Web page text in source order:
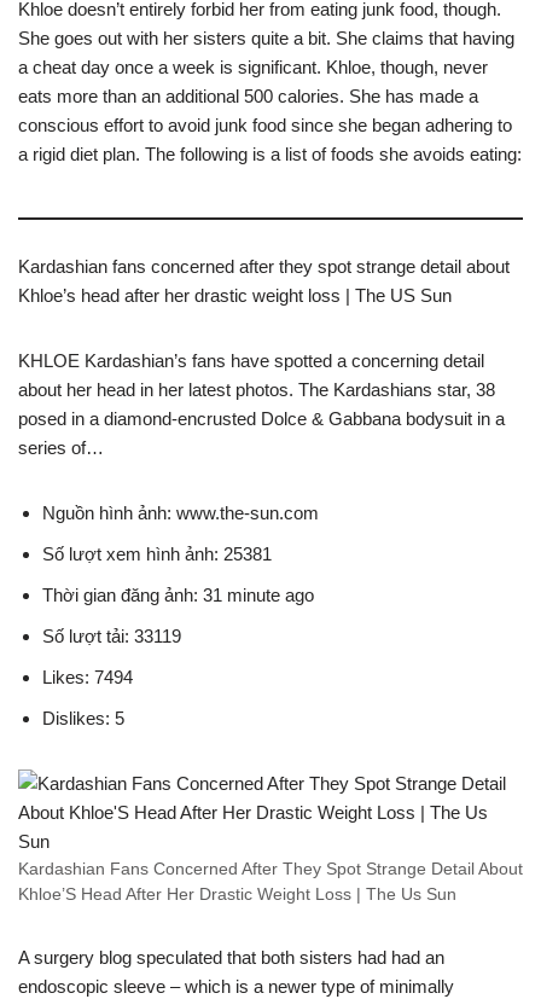
Khloe doesn’t entirely forbid her from eating junk food, though.
She goes out with her sisters quite a bit. She claims that having
a cheat day once a week is significant. Khloe, though, never
eats more than an additional 500 calories. She has made a
conscious effort to avoid junk food since she began adhering to
a rigid diet plan. The following is a list of foods she avoids eating:
Kardashian fans concerned after they spot strange detail about
Khloe’s head after her drastic weight loss | The US Sun
KHLOE Kardashian’s fans have spotted a concerning detail
about her head in her latest photos. The Kardashians star, 38
posed in a diamond-encrusted Dolce & Gabbana bodysuit in a
series of…
Nguồn hình ảnh: www.the-sun.com
Số lượt xem hình ảnh: 25381
Thời gian đăng ảnh: 31 minute ago
Số lượt tải: 33119
Likes: 7494
Dislikes: 5
Kardashian Fans Concerned After They Spot Strange Detail About
Khloe’S Head After Her Drastic Weight Loss | The Us Sun
A surgery blog speculated that both sisters had had an
endoscopic sleeve – which is a newer type of minimally